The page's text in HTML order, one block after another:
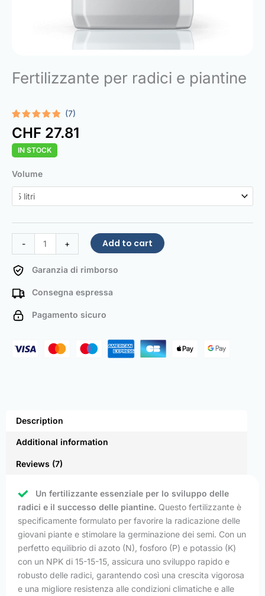
Fertilizzante per radici e piantine
Rated
4.71
out
of 5
based on
7
customer
(7)
CHF 27.81
IN STOCK
Volume
-
Root
and
Seedling
quantity
+
Add to cart
Garanzia di rimborso
Consegna espressa
Pagamento sicuro
Description
Additional information
Reviews (7)
Un fertilizzante essenziale per lo sviluppo delle
radici e il successo delle piantine. Questo fertilizzante è
specificamente formulato per favorire la radicazione delle
giovani piante e stimolare la germinazione dei semi. Con un
perfetto equilibrio di azoto (N), fosforo (P) e potassio (K)
con un NPK di 15-15-15, assicura uno sviluppo rapido e
robusto delle radici, garantendo così una crescita vigorosa
e una migliore resistenza alle condizioni climatiche e alle